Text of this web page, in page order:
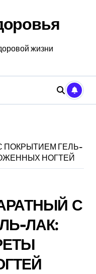
жизни
ПОКРЫТИЕМ ГЕЛЬ-
НОГТЕЙ
С
ЛАК: